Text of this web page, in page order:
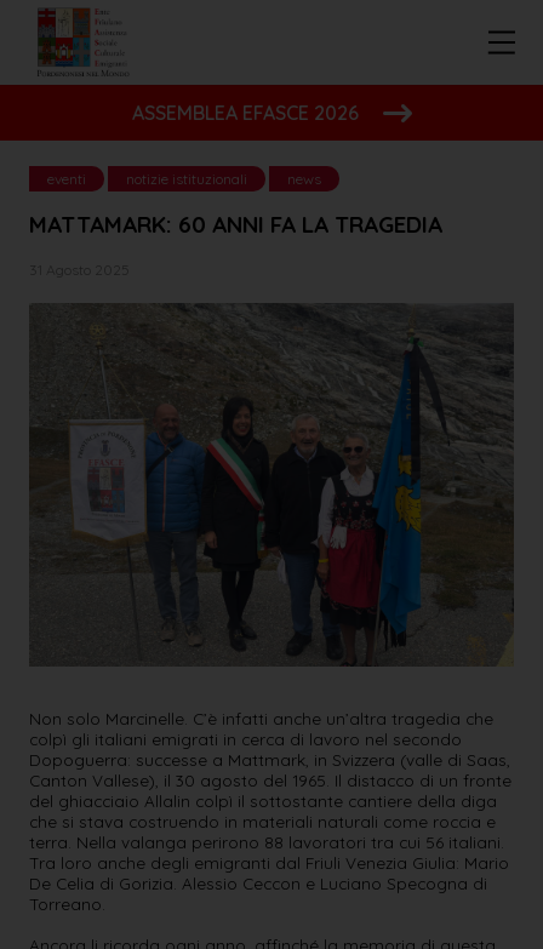
ASSEMBLEA EFASCE 2026
eventi notizie istituzionali news
MATTAMARK: 60 ANNI FA LA TRAGEDIA
31 Agosto 2025
Non solo Marcinelle. C’è infatti anche un’altra tragedia che
colpì gli italiani emigrati in cerca di lavoro nel secondo
Dopoguerra: successe a Mattmark, in Svizzera (valle di Saas,
Canton Vallese), il 30 agosto del 1965. Il distacco di un fronte
del ghiacciaio Allalin colpì il sottostante cantiere della diga
che si stava costruendo in materiali naturali come roccia e
terra. Nella valanga perirono 88 lavoratori tra cui 56 italiani.
Tra loro anche degli emigranti dal Friuli Venezia Giulia: Mario
De Celia di Gorizia. Alessio Ceccon e Luciano Specogna di
Torreano.
Ancora li ricorda ogni anno, affinché la memoria di questa